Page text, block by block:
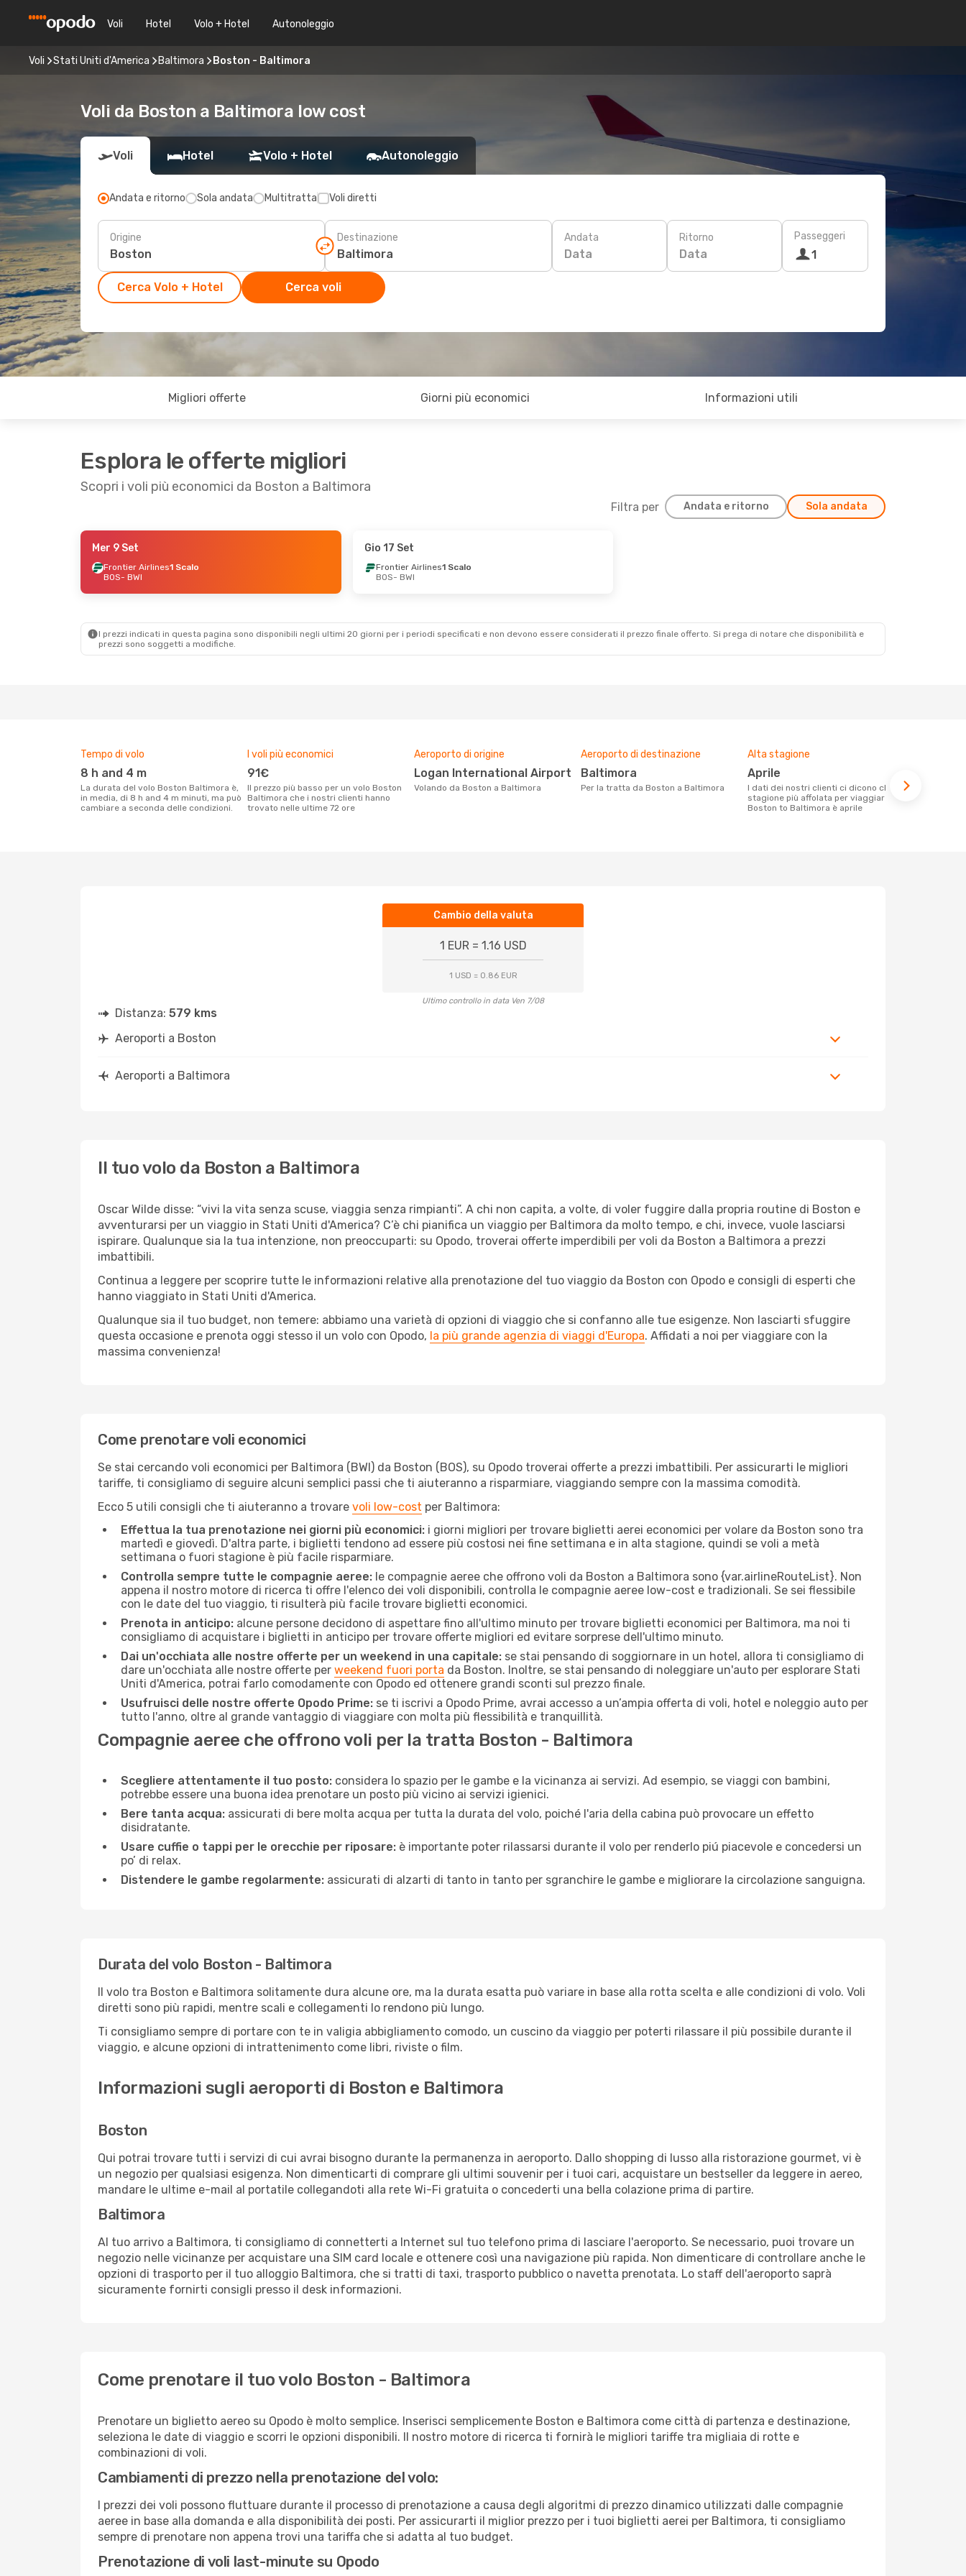
Voli Hotel Volo + Hotel Autonoleggio
Voli Stati Uniti d'America Baltimora Boston - Baltimora
Voli da Boston a Baltimora low cost
Voli Hotel Volo + Hotel Autonoleggio
Andata e ritorno Sola andata Multitratta Voli diretti
Origine Destinazione Andata
Data
Ritorno
Data
Passeggeri
1
Cerca Volo + Hotel Cerca voli
Migliori offerte Giorni più economici Informazioni utili
Esplora le offerte migliori
Scopri i voli più economici da Boston a Baltimora
Filtra per Andata e ritorno Sola andata
- Mar 3 Nov
1 Scalo
Mer 9 Set
Frontier Airlines1 Scalo
BOS- BWI
Gio 17 Set
Frontier Airlines1 Scalo
BOS- BWI
I prezzi indicati in questa pagina sono disponibili negli ultimi 20 giorni per i periodi specificati e non devono essere considerati il ​​prezzo finale offerto. Si prega di notare che disponibilità e
prezzi sono soggetti a modifiche.
Tempo di volo
8 h and 4 m
La durata del volo Boston Baltimora è,
in media, di 8 h and 4 m minuti, ma può
cambiare a seconda delle condizioni.
I voli più economici
91€
Il prezzo più basso per un volo Boston
Baltimora che i nostri clienti hanno
trovato nelle ultime 72 ore
Aeroporto di origine
Logan International Airport
Volando da Boston a Baltimora
Aeroporto di destinazione
Baltimora
Per la tratta da Boston a Baltimora
Alta stagione
aprile
I dati dei nostri clienti ci dicono che la
stagione più affolata per viaggiare da
Boston to Baltimora è aprile
Cambio della valuta
1 EUR = 1.16 USD
1 USD = 0.86 EUR
Ultimo controllo in data Ven 7/08
Distanza: 579 kms
Aeroporti a Boston
Aeroporti a Baltimora
Il tuo volo da Boston a Baltimora
Oscar Wilde disse: “vivi la vita senza scuse, viaggia senza rimpianti”. A chi non capita, a volte, di voler fuggire dalla propria routine di Boston e
avventurarsi per un viaggio in Stati Uniti d'America? C’è chi pianifica un viaggio per Baltimora da molto tempo, e chi, invece, vuole lasciarsi
ispirare. Qualunque sia la tua intenzione, non preoccuparti: su Opodo, troverai offerte imperdibili per voli da Boston a Baltimora a prezzi
imbattibili.
Continua a leggere per scoprire tutte le informazioni relative alla prenotazione del tuo viaggio da Boston con Opodo e consigli di esperti che
hanno viaggiato in Stati Uniti d'America.
Qualunque sia il tuo budget, non temere: abbiamo una varietà di opzioni di viaggio che si confanno alle tue esigenze. Non lasciarti sfuggire
questa occasione e prenota oggi stesso il un volo con Opodo, la più grande agenzia di viaggi d'Europa. Affidati a noi per viaggiare con la
massima convenienza!
Come prenotare voli economici
Se stai cercando voli economici per Baltimora (BWI) da Boston (BOS), su Opodo troverai offerte a prezzi imbattibili. Per assicurarti le migliori
tariffe, ti consigliamo di seguire alcuni semplici passi che ti aiuteranno a risparmiare, viaggiando sempre con la massima comodità.
Ecco 5 utili consigli che ti aiuteranno a trovare voli low-cost per Baltimora:
Effettua la tua prenotazione nei giorni più economici: i giorni migliori per trovare biglietti aerei economici per volare da Boston sono tra
martedì e giovedì. D'altra parte, i biglietti tendono ad essere più costosi nei fine settimana e in alta stagione, quindi se voli a metà
settimana o fuori stagione è più facile risparmiare.
Controlla sempre tutte le compagnie aeree: le compagnie aeree che offrono voli da Boston a Baltimora sono {​var.airlineRouteList}. Non
appena il nostro motore di ricerca ti offre l'elenco dei voli disponibili, controlla le compagnie aeree low-cost e tradizionali. Se sei flessibile
con le date del tuo viaggio, ti risulterà più facile trovare biglietti economici.
Prenota in anticipo: alcune persone decidono di aspettare fino all'ultimo minuto per trovare biglietti economici per Baltimora, ma noi ti
consigliamo di acquistare i biglietti in anticipo per trovare offerte migliori ed evitare sorprese dell'ultimo minuto.
Dai un'occhiata alle nostre offerte per un weekend in una capitale: se stai pensando di soggiornare in un hotel, allora ti consigliamo di
dare un'occhiata alle nostre offerte per weekend fuori porta da Boston. Inoltre, se stai pensando di noleggiare un'auto per esplorare Stati
Uniti d'America, potrai farlo comodamente con Opodo ed ottenere grandi sconti sul prezzo finale.
Usufruisci delle nostre offerte Opodo Prime: se ti iscrivi a Opodo Prime, avrai accesso a un’ampia offerta di voli, hotel e noleggio auto per
tutto l'anno, oltre al grande vantaggio di viaggiare con molta più flessibilità e tranquillità.
Compagnie aeree che offrono voli per la tratta Boston - Baltimora
Scegliere attentamente il tuo posto: considera lo spazio per le gambe e la vicinanza ai servizi. Ad esempio, se viaggi con bambini,
potrebbe essere una buona idea prenotare un posto più vicino ai servizi igienici.
Bere tanta acqua: assicurati di bere molta acqua per tutta la durata del volo, poiché l'aria della cabina può provocare un effetto
disidratante.
Usare cuffie o tappi per le orecchie per riposare: è importante poter rilassarsi durante il volo per renderlo piú piacevole e concedersi un
po’ di relax.
Distendere le gambe regolarmente: assicurati di alzarti di tanto in tanto per sgranchire le gambe e migliorare la circolazione sanguigna.
Durata del volo Boston - Baltimora
Il volo tra Boston e Baltimora solitamente dura alcune ore, ma la durata esatta può variare in base alla rotta scelta e alle condizioni di volo. Voli
diretti sono più rapidi, mentre scali e collegamenti lo rendono più lungo.
Ti consigliamo sempre di portare con te in valigia abbigliamento comodo, un cuscino da viaggio per poterti rilassare il più possibile durante il
viaggio, e alcune opzioni di intrattenimento come libri, riviste o film.
Informazioni sugli aeroporti di Boston e Baltimora
Boston
Qui potrai trovare tutti i servizi di cui avrai bisogno durante la permanenza in aeroporto. Dallo shopping di lusso alla ristorazione gourmet, vi è
un negozio per qualsiasi esigenza. Non dimenticarti di comprare gli ultimi souvenir per i tuoi cari, acquistare un bestseller da leggere in aereo,
mandare le ultime e-mail al portatile collegandoti alla rete Wi-Fi gratuita o concederti una bella colazione prima di partire.
Baltimora
Al tuo arrivo a Baltimora, ti consigliamo di connetterti a Internet sul tuo telefono prima di lasciare l'aeroporto. Se necessario, puoi trovare un
negozio nelle vicinanze per acquistare una SIM card locale e ottenere così una navigazione più rapida. Non dimenticare di controllare anche le
opzioni di trasporto per il tuo alloggio Baltimora, che si tratti di taxi, trasporto pubblico o navetta prenotata. Lo staff dell'aeroporto saprà
sicuramente fornirti consigli presso il desk informazioni.
Come prenotare il tuo volo Boston - Baltimora
Prenotare un biglietto aereo su Opodo è molto semplice. Inserisci semplicemente Boston e Baltimora come città di partenza e destinazione,
seleziona le date di viaggio e scorri le opzioni disponibili. Il nostro motore di ricerca ti fornirà le migliori tariffe tra migliaia di rotte e
combinazioni di voli.
Cambiamenti di prezzo nella prenotazione del volo:
I prezzi dei voli possono fluttuare durante il processo di prenotazione a causa degli algoritmi di prezzo dinamico utilizzati dalle compagnie
aeree in base alla domanda e alla disponibilità dei posti. Per assicurarti il miglior prezzo per i tuoi biglietti aerei per Baltimora, ti consigliamo
sempre di prenotare non appena trovi una tariffa che si adatta al tuo budget.
Prenotazione di voli last-minute su Opodo